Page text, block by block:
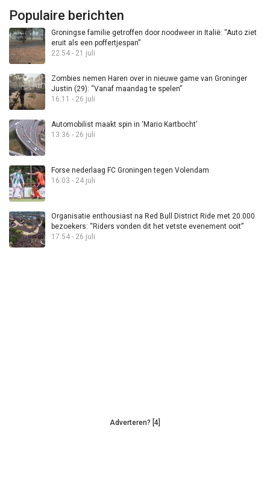
Populaire berichten
Groningse familie getroffen door noodweer in Italië: “Auto ziet
eruit als een poffertjespan”
22:54 - 21 juli
Zombies nemen Haren over in nieuwe game van Groninger
Justin (29): “Vanaf maandag te spelen”
16:11 - 26 juli
Automobilist maakt spin in ‘Mario Kartbocht’
13:36 - 26 juli
Forse nederlaag FC Groningen tegen Volendam
16:03 - 24 juli
Organisatie enthousiast na Red Bull District Ride met 20.000
bezoekers: “Riders vonden dit het vetste evenement ooit”
17:54 - 26 juli
Adverteren? [4]